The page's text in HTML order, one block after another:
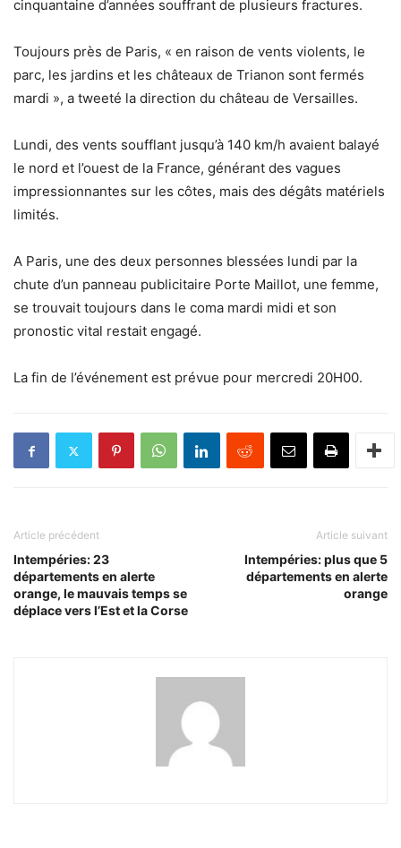
cinquantaine d’années souffrant de plusieurs fractures.
Toujours près de Paris, « en raison de vents violents, le
parc, les jardins et les châteaux de Trianon sont fermés
mardi », a tweeté la direction du château de Versailles.
Lundi, des vents soufflant jusqu’à 140 km/h avaient balayé
le nord et l’ouest de la France, générant des vagues
impressionnantes sur les côtes, mais des dégâts matériels
limités.
A Paris, une des deux personnes blessées lundi par la
chute d’un panneau publicitaire Porte Maillot, une femme,
se trouvait toujours dans le coma mardi midi et son
pronostic vital restait engagé.
La fin de l’événement est prévue pour mercredi 20H00.
Article précédent
Intempéries: 23
départements en alerte
orange, le mauvais temps se
déplace vers l’Est et la Corse
Article suivant
Intempéries: plus que 5
départements en alerte
orange